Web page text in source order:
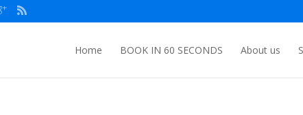
Home BOOK IN 60 SECONDS About us